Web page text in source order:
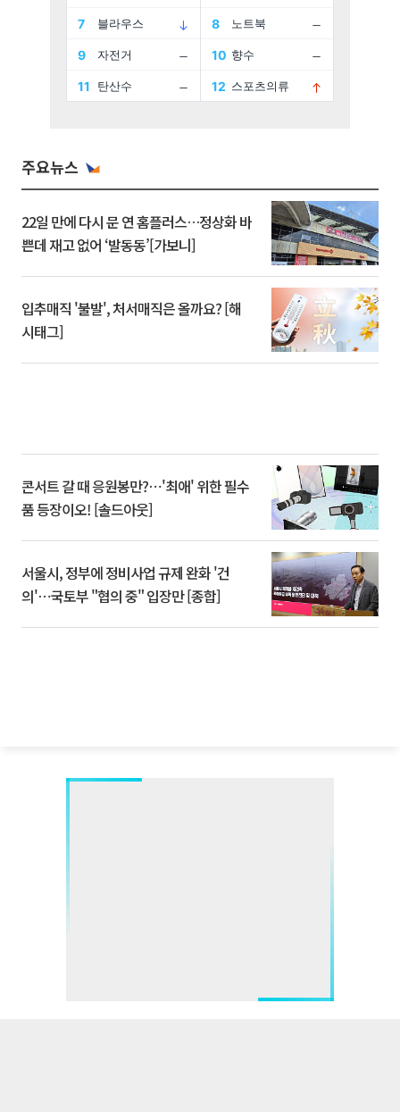
주요뉴스
22일 만에 다시 문 연 홈플러스…정상화 바
쁜데 재고 없어 ‘발동동’[가보니]
입추매직 '불발', 처서매직은 올까요? [해
시태그]
콘서트 갈 때 응원봉만?⋯'최애' 위한 필수
품 등장이오! [솔드아웃]
서울시, 정부에 정비사업 규제 완화 '건
의'⋯국토부 "협의 중" 입장만 [종합]